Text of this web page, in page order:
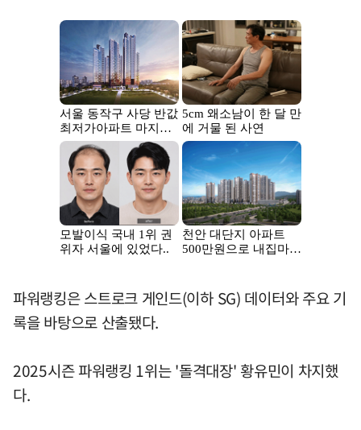
파워랭킹은 스트로크 게인드(이하 SG) 데이터와 주요 기
록을 바탕으로 산출됐다.
2025시즌 파워랭킹 1위는 '돌격대장' 황유민이 차지했
다.